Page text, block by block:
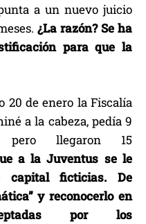
a un nuevo juicio
¿La razón? Se ha
para que la
20 de enero la Fiscalía
a la cabeza, pedía 9
pero llegaron 15
a la Juventus se le
capital ficticias. De
y reconocerlo en
por los